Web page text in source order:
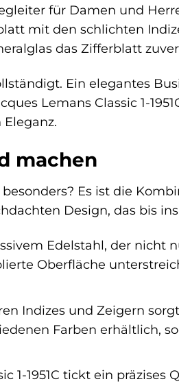
für Damen und
mit den schlichten
das Zifferblatt
Ein elegantes
Lemans Classic 1-
machen
besonders? Es ist die
Design, das bis
Edelstahl, der nicht
Oberfläche
Indizes und Zeigern
Farben erhältlich,
1-1951C tickt ein präzises